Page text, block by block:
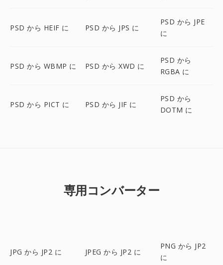
PSD から HEIF に PSD から JPS に
PSD から JPE
に
PSD から WBMP に PSD から XWD に
PSD から
RGBA に
PSD から PICT に PSD から JIF に
PSD から
DOTM に
専用コンバーター
JPG から JP2 に JPEG から JP2 に
PNG から JP2
に